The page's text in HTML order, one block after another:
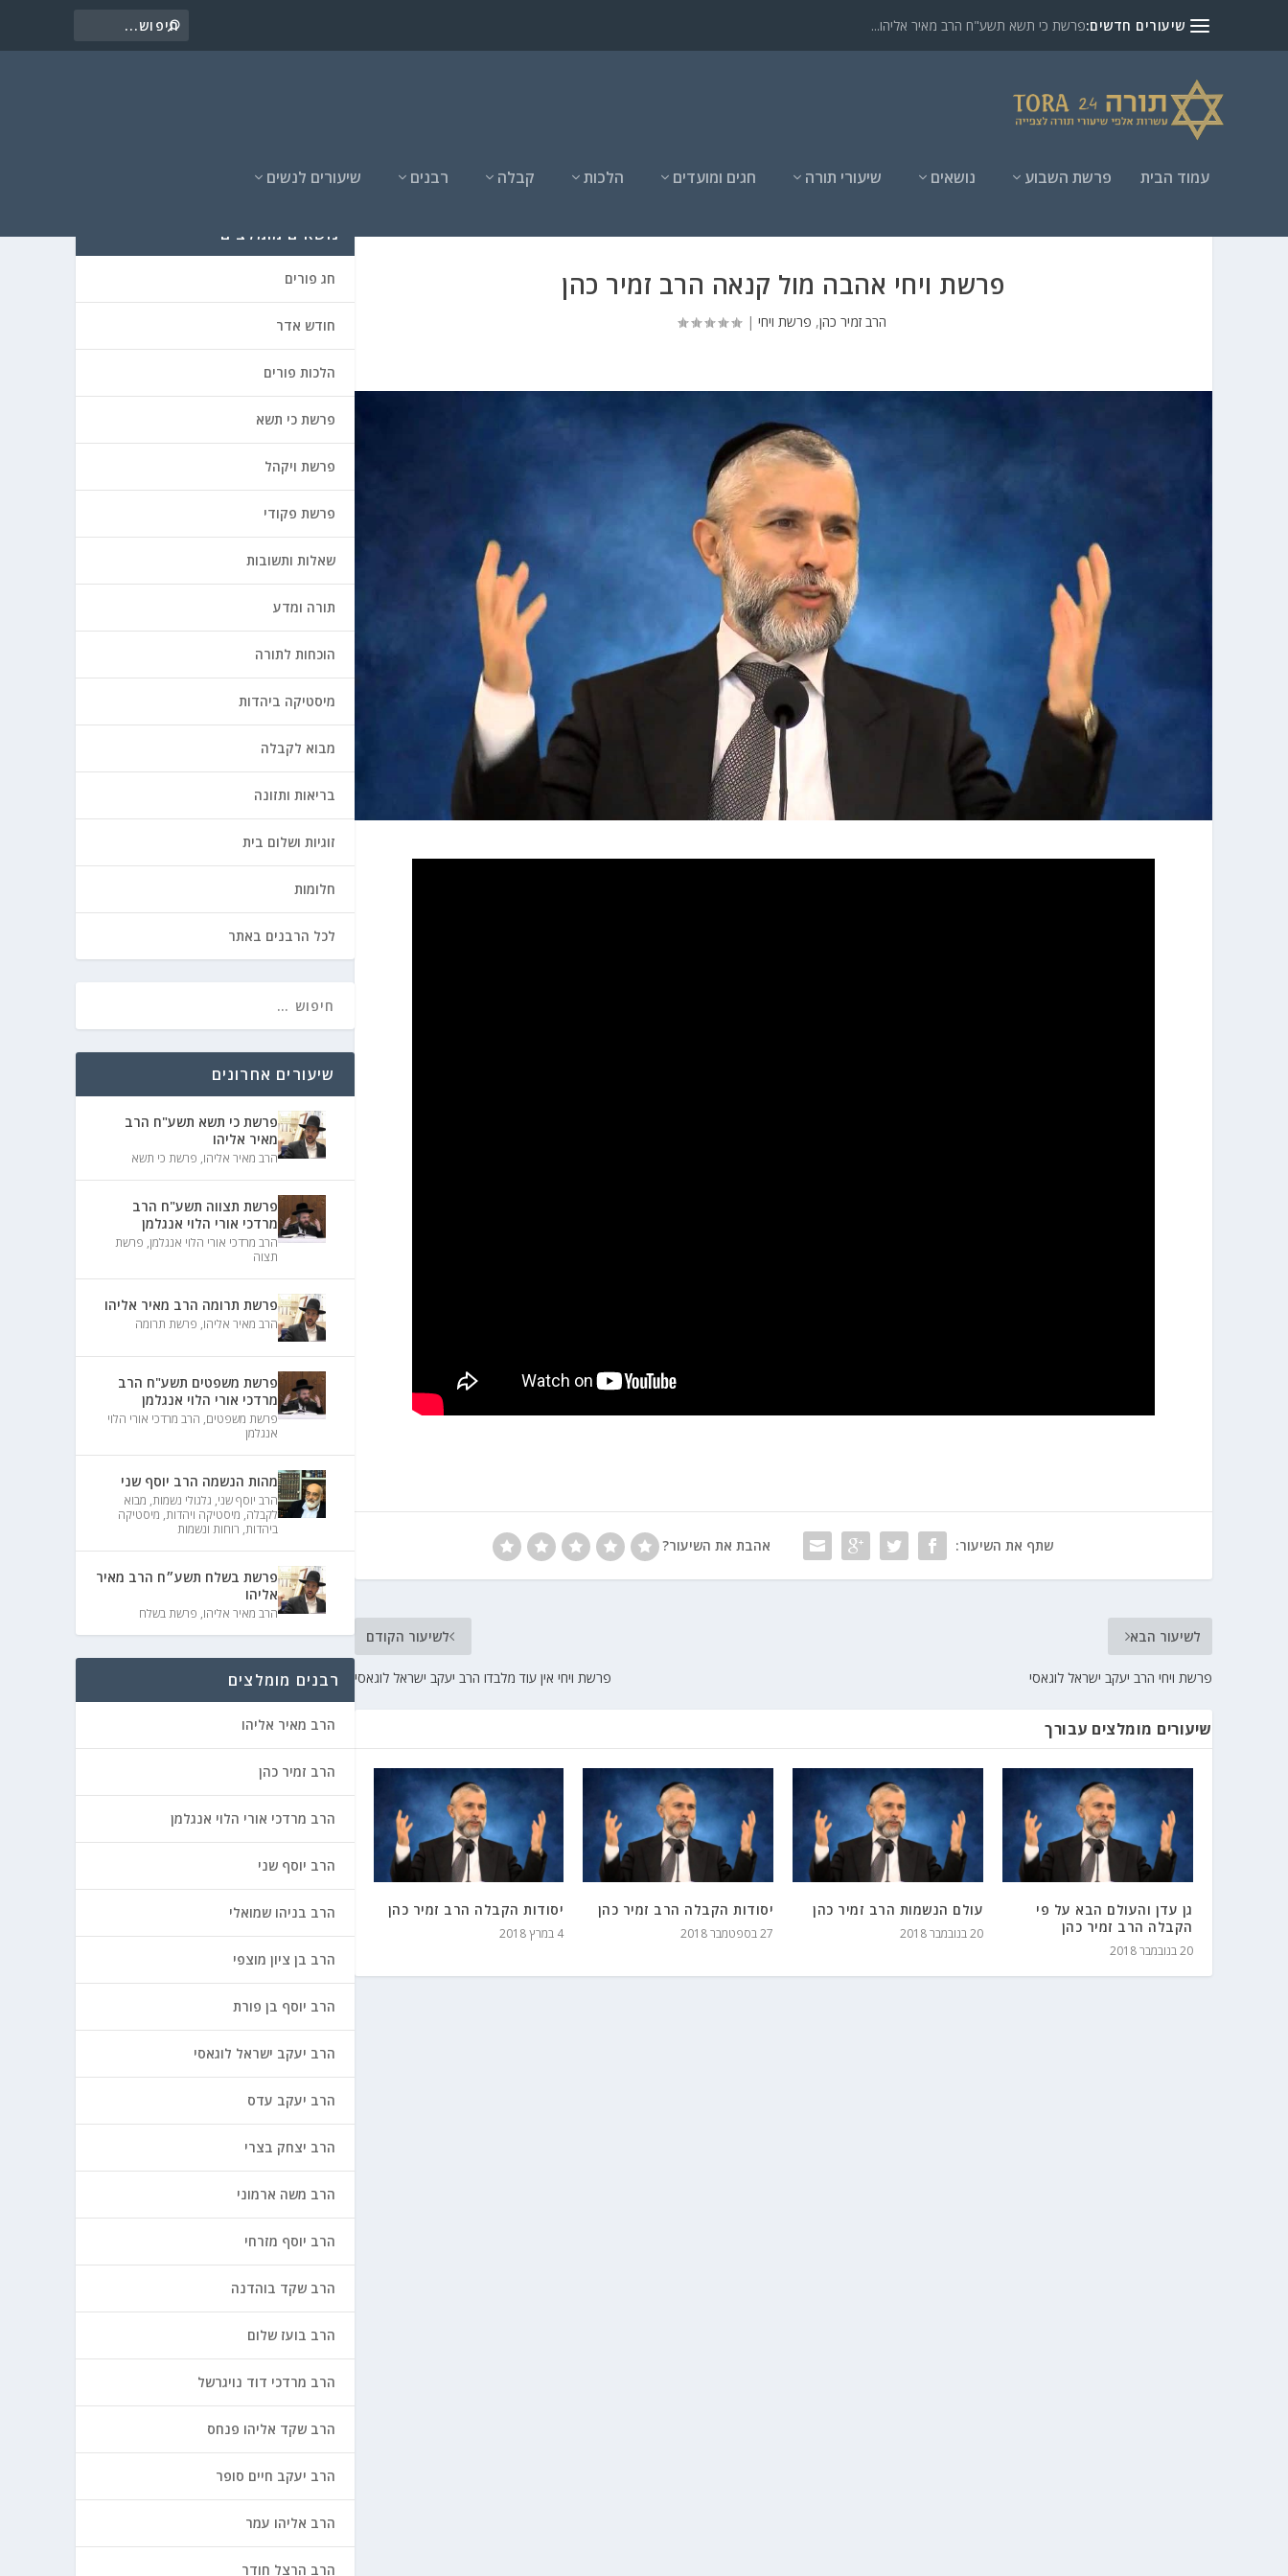
שיעורים חדשים:פרשת כי תשא תשע"ח הרב מאיר אליהו...
עמוד הבית פרשת השבוע נושאים שיעורי תורה חגים ומועדים הלכות קבלה רבנים שיעורים לנשים
פרשת ויחי אהבה מול קנאה הרב זמיר כהן
הרב זמיר כהן, פרשת ויחי|
שתף את השיעור: אהבת את השיעור?
לשיעור הקודם
פרשת ויחי אין עוד מלבדו הרב יעקב ישראל לוגאסי
לשיעור הבא
פרשת ויחי הרב יעקב ישראל לוגאסי
שיעורים מומלצים עבורך
גן עדן והעולם הבא על פי
הקבלה הרב זמיר כהן
20 בנובמבר 2018
עולם הנשמות הרב זמיר כהן
20 בנובמבר 2018
יסודות הקבלה הרב זמיר כהן
27 בספטמבר 2018
יסודות הקבלה הרב זמיר כהן
4 במרץ 2018
נושאים מומלצים
חג פורים
חודש אדר
הלכות פורים
פרשת כי תשא
פרשת ויקהל
פרשת פקודי
שאלות ותשובות
תורה ומדע
הוכחות לתורה
מיסטיקה ביהדות
מבוא לקבלה
בריאות ותזונה
זוגיות ושלום בית
חלומות
לכל הרבנים באתר
שיעורים אחרונים
פרשת כי תשא תשע"ח הרב
מאיר אליהו
הרב מאיר אליהו, פרשת כי תשא
פרשת תצווה תשע"ח הרב
מרדכי אורי הלוי אנגלמן
הרב מרדכי אורי הלוי אנגלמן, פרשת
תצוה
פרשת תרומה הרב מאיר אליהו
הרב מאיר אליהו, פרשת תרומה
פרשת משפטים תשע"ח הרב
מרדכי אורי הלוי אנגלמן
פרשת משפטים, הרב מרדכי אורי הלוי
אנגלמן
מהות הנשמה הרב יוסף שני
הרב יוסף שני, גלגולי נשמות, מבוא
לקבלה, מיסטיקה ויהדות, מיסטיקה
ביהדות, רוחות ונשמות
פרשת בשלח תשע״ח הרב מאיר
אליהו
הרב מאיר אליהו, פרשת בשלח
רבנים מומלצים
הרב מאיר אליהו
הרב זמיר כהן
הרב מרדכי אורי הלוי אנגלמן
הרב יוסף שני
הרב בניהו שמואלי
הרב בן ציון מוצפי
הרב יוסף בן פורת
הרב יעקב ישראל לוגאסי
הרב יעקב עדס
הרב יצחק בצרי
הרב משה ארמוני
הרב יוסף מזרחי
הרב שקד בוהדנה
הרב בועז שלום
הרב מרדכי דוד נויגרשל
הרב שקד אליהו פנחס
הרב יעקב חיים סופר
הרב אליהו עמר
הרב הרצל חודר